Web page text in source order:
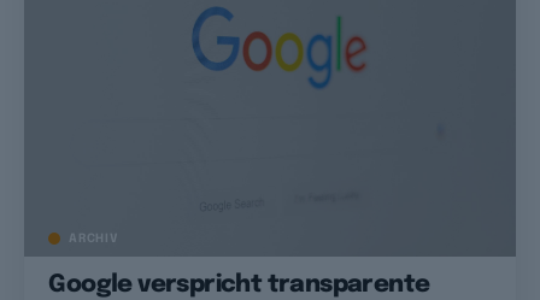
ARCHIV
Google verspricht transparente